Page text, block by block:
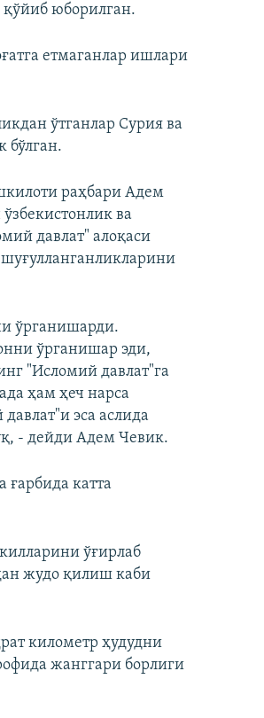
қўйиб юборилган.
етмаганлар ишлари
ўтганлар Сурия ва
бўлган.
раҳбари Адем
ва
давлат" алоқаси
ўрганишарди.
ўрганишар эди,
"Исломий давлат"га
ҳам ҳеч нарса
эса аслида
- дейди Адем Чевик.
катта
ўғирлаб
жудо қилиш каби
километр ҳудудни
жанггари борлиги